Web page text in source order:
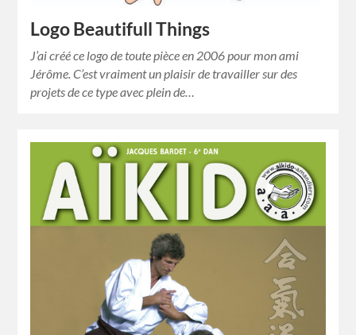
Logo Beautifull Things
J’ai créé ce logo de toute pièce en 2006 pour mon ami
Jérôme. C’est vraiment un plaisir de travailler sur des
projets de ce type avec plein de…